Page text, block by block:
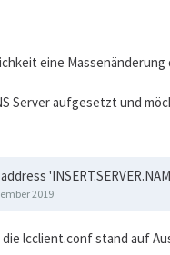
eine Massenänderung
Server aufgesetzt und
2019
lcclient.conf stand auf